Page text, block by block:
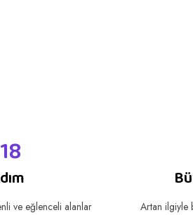
ve eğlenceli alanlar
Artan ilgiyle